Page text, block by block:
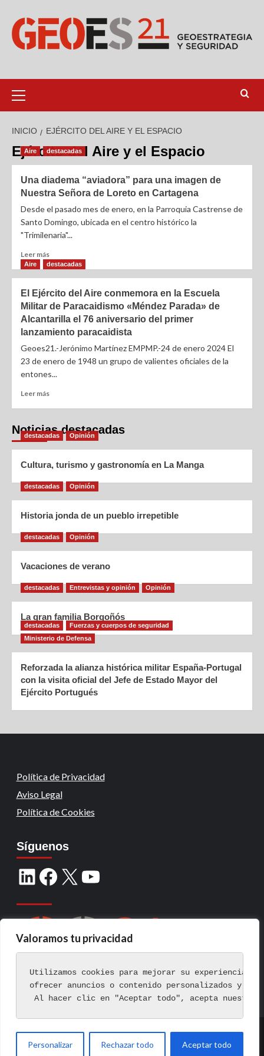
Valoramos tu privacidad
Utilizamos cookies para mejorar su experiencia
ofrecer anuncios o contenido personalizados y
Al hacer clic en "Aceptar todo", acepta nuestro
Personalizar Rechazar todo Aceptar todo
INICIO EJÉRCITO DEL AIRE Y EL ESPACIO
Ejército del Aire y el Espacio
Aire destacadas
Una diadema “aviadora” para una imagen de
Nuestra Señora de Loreto en Cartagena
Desde el pasado mes de enero, en la Parroquia Castrense de
Santo Domingo, ubicada en el centro histórico la
"Trimilenaria"...
Leer más
Aire destacadas
El Ejército del Aire conmemora en la Escuela
Militar de Paracaidismo «Méndez Parada» de
Alcantarilla el 76 aniversario del primer
lanzamiento paracaidista
Geoes21.-Jerónimo Martínez EMPMP.-24 de enero 2024 El
23 de enero de 1948 un grupo de valientes oficiales de la
entones...
Leer más
Noticias destacadas
destacadas Opinión
Cultura, turismo y gastronomía en La Manga
destacadas Opinión
Historia jonda de un pueblo irrepetible
destacadas Opinión
Vacaciones de verano
destacadas Entrevistas y opinión Opinión
La gran familia Borgoñós
destacadas
Fuerzas y cuerpos de seguridad
Ministerio de Defensa
Reforzada la alianza histórica militar España-Portugal
con la visita oficial del Jefe de Estado Mayor del
Ejército Portugués
Política de Privacidad
Aviso Legal
Política de Cookies
Síguenos
Copyright © Todos los derechos reservados.
CoverNewspor AF themes.